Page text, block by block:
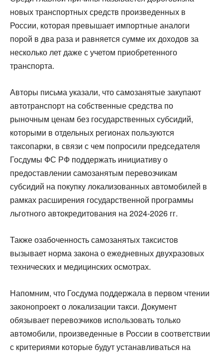
новых транспортных средств произведенных в
России, которая превышает импортные аналоги
порой в два раза и равняется сумме их доходов за
несколько лет даже с учетом приобретенного
транспорта.
Авторы письма указали, что самозанятые закупают
автотранспорт на собственные средства по
рыночным ценам без государственных субсидий,
которыми в отдельных регионах пользуются
таксопарки, в связи с чем попросили председателя
Госдумы ФС РФ поддержать инициативу о
предоставлении самозанятым перевозчикам
субсидий на покупку локализованных автомобилей в
рамках расширения государственной программы
льготного автокредитования на 2024-2026 гг.
Также озабоченность самозанятых таксистов
вызывает норма закона о ежедневных двухразовых
технических и медицинских осмотрах.
Напомним, что Госдума поддержала в первом чтении
законопроект о локализации такси. Документ
обязывает перевозчиков использовать только
автомобили, произведенные в России в соответствии
с критериями которые будут устанавливаться на